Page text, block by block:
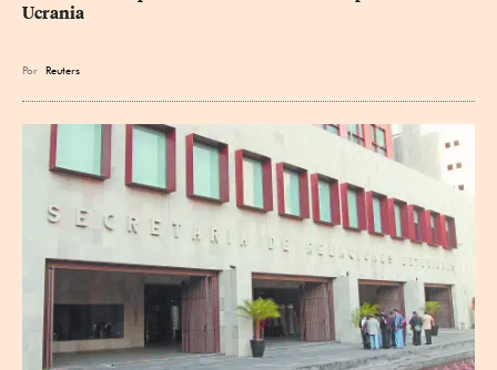
Ucrania
Por Reuters